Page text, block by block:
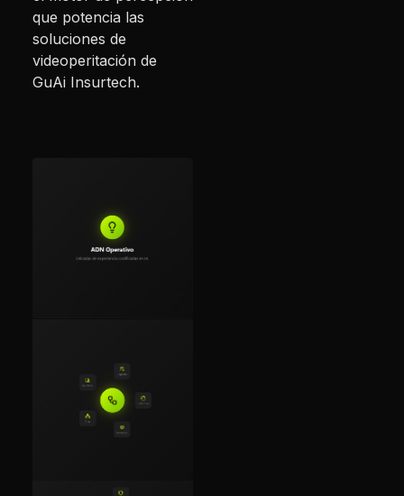
que potencia las
soluciones de
videoperitación de
GuAi Insurtech.